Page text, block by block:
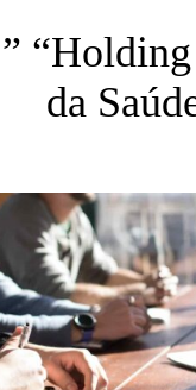
”
da